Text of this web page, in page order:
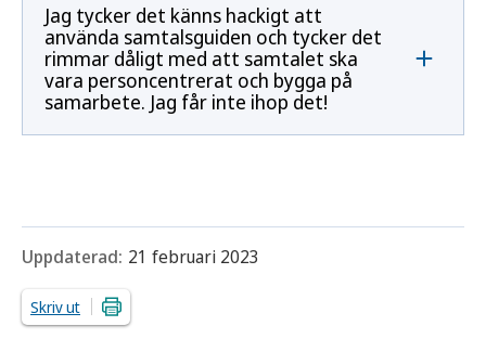
Jag tycker det känns hackigt att
använda samtalsguiden och tycker det
rimmar dåligt med att samtalet ska
vara personcentrerat och bygga på
samarbete. Jag får inte ihop det!
Uppdaterad: 21 februari 2023
Skriv ut